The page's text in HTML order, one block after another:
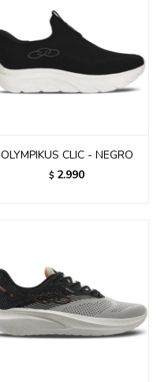
OLYMPIKUS CLIC - NEGRO
$ 2.990